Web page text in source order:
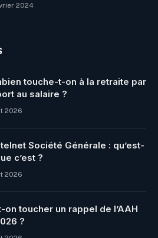
2024
touche-t-on à la retraite par
au salaire ?
2026
Société Générale : qu’est-
c’est ?
2026
on toucher un rappel de l’AAH
?